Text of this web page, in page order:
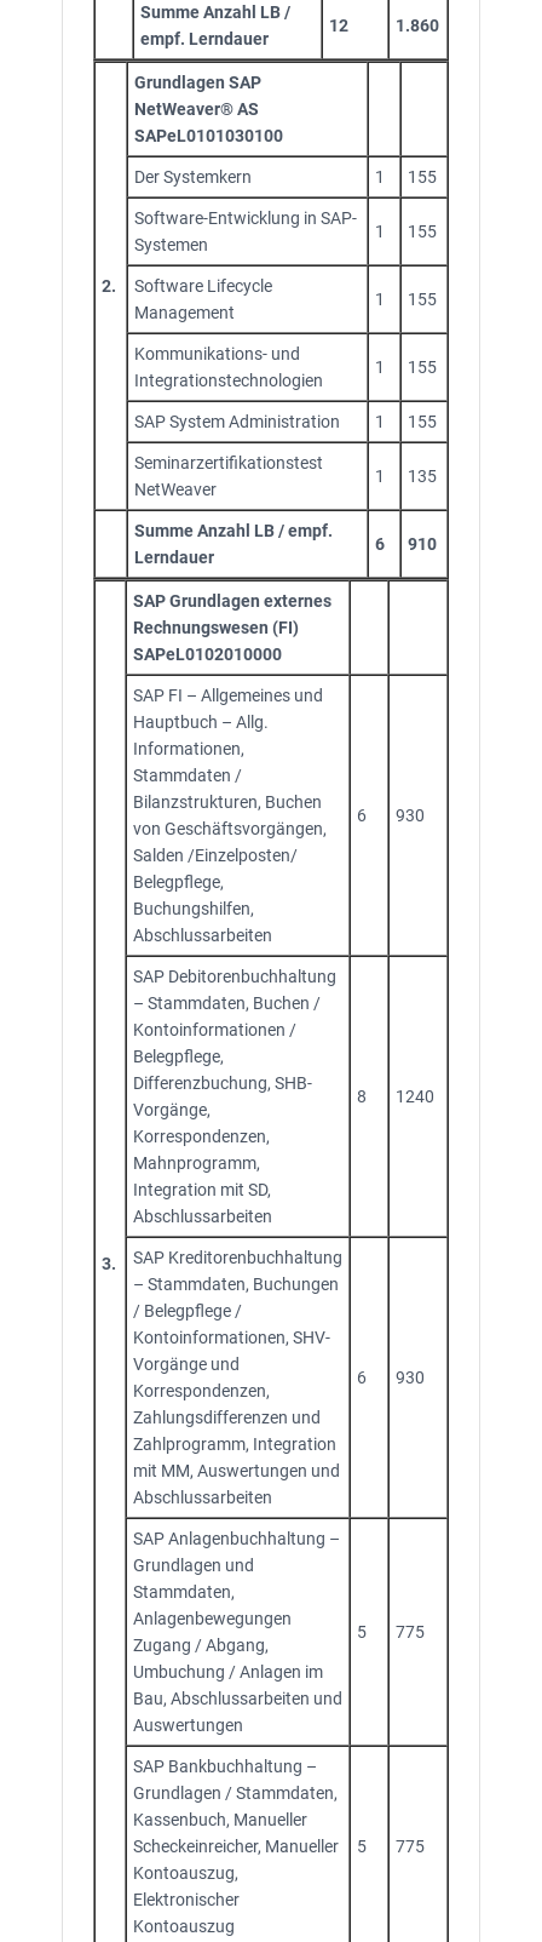
Summe Anzahl LB /
empf. Lerndauer
12 1.860
2.
Grundlagen SAP
NetWeaver® AS
SAPeL0101030100
Der Systemkern 1 155
Software-Entwicklung in SAP-
Systemen
1 155
Software Lifecycle
Management
1 155
Kommunikations- und
Integrationstechnologien
1 155
SAP System Administration 1 155
Seminarzertifikationstest
NetWeaver
1 135
Summe Anzahl LB / empf.
Lerndauer
6 910
3.
SAP Grundlagen externes
Rechnungswesen (FI)
SAPeL0102010000
SAP FI – Allgemeines und
Hauptbuch – Allg.
Informationen,
Stammdaten /
Bilanzstrukturen, Buchen
von Geschäftsvorgängen,
Salden /Einzelposten/
Belegpflege,
Buchungshilfen,
Abschlussarbeiten
6 930
SAP Debitorenbuchhaltung
– Stammdaten, Buchen /
Kontoinformationen /
Belegpflege,
Differenzbuchung, SHB-
Vorgänge,
Korrespondenzen,
Mahnprogramm,
Integration mit SD,
Abschlussarbeiten
8 1240
SAP Kreditorenbuchhaltung
– Stammdaten, Buchungen
/ Belegpflege /
Kontoinformati­onen, SHV-
Vorgänge und
Korrespondenzen,
Zahlungsdifferenzen und
Zahlprogramm, Integration
mit MM, Auswertungen und
Abschlussarbeiten
6 930
SAP Anlagenbuchhaltung –
Grundlagen und
Stammdaten,
Anlagenbewegungen
Zugang / Abgang,
Umbuchung / Anlagen im
Bau, Abschlussarbeiten und
Auswertungen
5 775
SAP Bankbuchhaltung –
Grundlagen / Stammdaten,
Kassenbuch, Manueller
Scheckeinreicher, Manueller
Kontoauszug,
Elektronischer
Kontoauszug
5 775